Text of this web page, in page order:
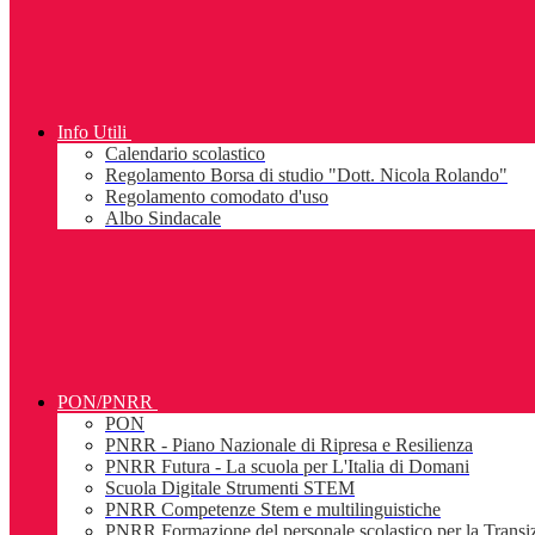
Info Utili
Calendario scolastico
Regolamento Borsa di studio "Dott. Nicola Rolando"
Regolamento comodato d'uso
Albo Sindacale
PON/PNRR
PON
PNRR - Piano Nazionale di Ripresa e Resilienza
PNRR Futura - La scuola per L'Italia di Domani
Scuola Digitale Strumenti STEM
PNRR Competenze Stem e multilinguistiche